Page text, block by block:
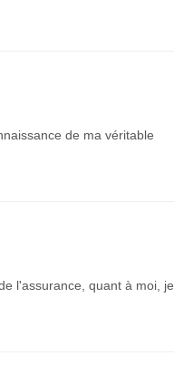
de ma véritable
l'assurance, quant à moi, je